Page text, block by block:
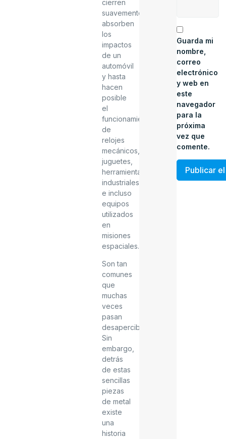
cierren
suavemente,
absorben
los
impactos
de un
automóvil
y hasta
hacen
posible
el
funcionamiento
de
relojes
mecánicos,
juguetes,
herramientas
industriales
e incluso
equipos
utilizados
en
misiones
espaciales.
Son tan
comunes
que
muchas
veces
pasan
desapercibidos.
Sin
embargo,
detrás
de estas
sencillas
piezas
de metal
existe
una
historia
Guarda mi
nombre,
correo
electrónico
y web en
este
navegador
para la
próxima
vez que
comente.